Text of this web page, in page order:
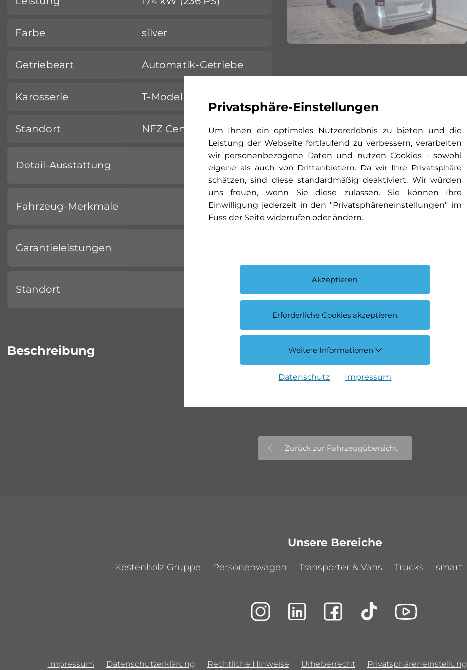
Privatsphäre-Einstellungen
Um Ihnen ein optimales Nutzererlebnis zu bieten und die
Leistung der Webseite fortlaufend zu verbessern, verarbeiten
wir personenbezogene Daten und nutzen Cookies - sowohl
eigene als auch von Drittanbietern. Da wir Ihre Privatsphäre
schätzen, sind diese standardmäßig deaktiviert. Wir würden
uns freuen, wenn Sie diese zulassen. Sie können Ihre
Einwilligung jederzeit in den "Privatsphäreneinstellungen" im
Fuss der Seite widerrufen oder ändern.
Akzeptieren
Erforderliche Cookies akzeptieren
Weitere Informationen
Datenschutz Impressum
Farbe silver
Getriebeart Automatik-Getriebe
Karosserie T-Modelle / Kombis
Standort NFZ Center Pratteln
Detail-Ausstattung
Fahrzeug-Merkmale
Garantieleistungen
Standort
Beschreibung
Zurück zur Fahrzeugübersicht
Unsere Bereiche
Kestenholz Gruppe Personenwagen Transporter & Vans Trucks smart
Impressum Datenschutzerklärung Rechtliche Hinweise Urheberrecht Privatsphäreneinstellung